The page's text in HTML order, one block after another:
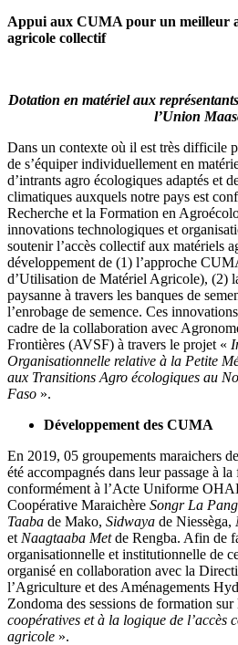
Appui aux CUMA pour un meilleur
agricole collectif
Dotation en matériel aux
l’Union
Dans un contexte où il est très difficile
de s’équiper individuellement en
d’intrants agro écologiques adaptés et
climatiques auxquels notre pays est
Recherche et la Formation en
innovations technologiques et
soutenir l’accès collectif aux matériels
développement de (1) l’approche
d’Utilisation de Matériel Agricole), (2)
paysanne à travers les banques de
l’enrobage de semence. Ces
cadre de la collaboration avec
Frontières (AVSF) à travers le projet «
Organisationnelle relative à la Petite
aux Transitions Agro écologiques au
Faso ».
Développement des CUMA
En 2019, 05 groupements maraichers
été accompagnés dans leur passage à
conformément à l’Acte Uniforme
Coopérative Maraichère Songr La
Taaba de Mako, Sidwaya de Niessèga,
et Naagtaaba Metde Rengba. Afin de
organisationnelle et institutionnelle de
organisé en collaboration avec la
l’Agriculture et des Aménagements
Zondoma des sessions de formation sur
coopératives et à la logique de l’accès
agricole ».